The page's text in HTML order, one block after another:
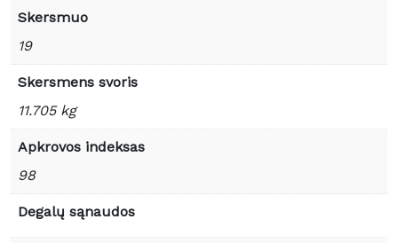
Skersmuo
19
Skersmens svoris
11.705 kg
Apkrovos indeksas
98
Degalų sąnaudos